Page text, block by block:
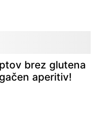
brez glutena
aperitiv!